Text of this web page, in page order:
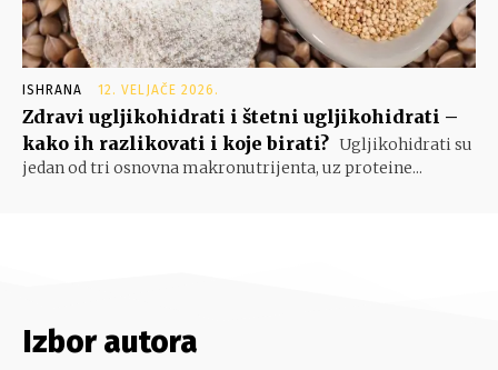
ISHRANA 12. VELJAČE 2026.
Zdravi ugljikohidrati i štetni ugljikohidrati –
kako ih razlikovati i koje birati? Ugljikohidrati su
jedan od tri osnovna makronutrijenta, uz proteine...
Izbor autora